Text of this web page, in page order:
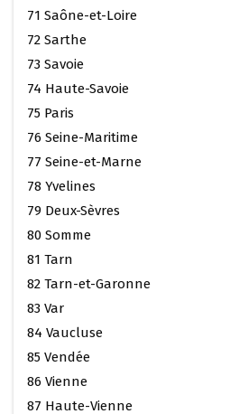
71 Saône-et-Loire
72 Sarthe
73 Savoie
74 Haute-Savoie
75 Paris
76 Seine-Maritime
77 Seine-et-Marne
78 Yvelines
79 Deux-Sèvres
80 Somme
81 Tarn
82 Tarn-et-Garonne
83 Var
84 Vaucluse
85 Vendée
86 Vienne
87 Haute-Vienne